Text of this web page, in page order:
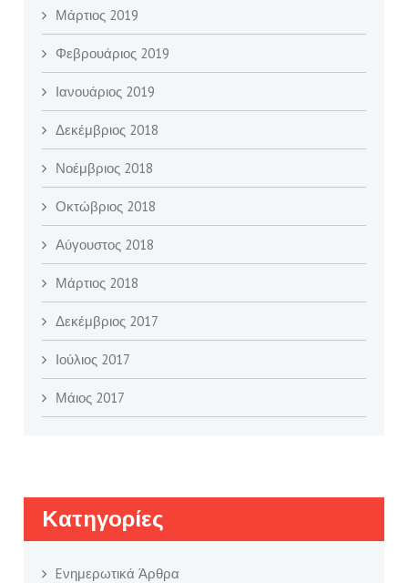
Μάρτιος 2019
Φεβρουάριος 2019
Ιανουάριος 2019
Δεκέμβριος 2018
Νοέμβριος 2018
Οκτώβριος 2018
Αύγουστος 2018
Μάρτιος 2018
Δεκέμβριος 2017
Ιούλιος 2017
Μάιος 2017
Kατηγορίες
Eνημερωτικά Άρθρα